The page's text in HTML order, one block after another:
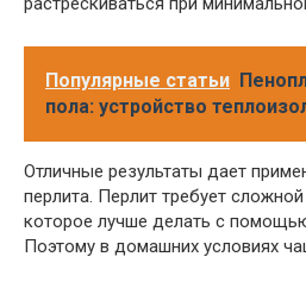
Популярные статьи
пола: устройство
Отличные результаты дает
перлита. Перлит требует
которое лучше делать с
Поэтому в домашних условиях